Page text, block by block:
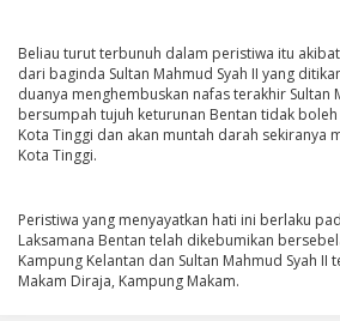
Beliau turut terbunuh dalam peristiwa itu
dari baginda Sultan Mahmud Syah II yang
duanya menghembuskan nafas terakhir Sultan
bersumpah tujuh keturunan Bentan tidak
Kota Tinggi dan akan muntah darah sekiranya
Kota Tinggi.
Peristiwa yang menyayatkan hati ini berlaku
Laksamana Bentan telah dikebumikan
Kampung Kelantan dan Sultan Mahmud Syah II
Makam Diraja, Kampung Makam.